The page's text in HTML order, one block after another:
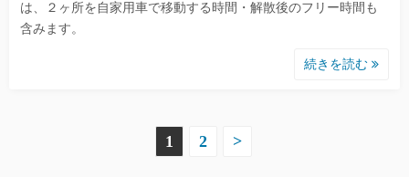
は、２ヶ所を自家用車で移動する時間・解散後のフリー時間も
含みます。
続きを読む
1 2 >